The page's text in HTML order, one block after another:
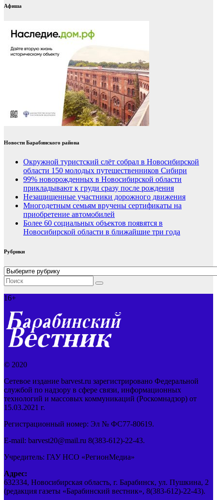
Афиша
Новости Барабинского района
Окружной туристский слёт собрал в Новосибирской
области 150 молодых путешественников Сибири
99% новорожденных в Новосибирской области
прикладывают к груди сразу после рождения
Незащищенные участники дорожного движения
Многодетным семьям вручены сертификаты на
приобретение автомобилей
Более 60 социальных объектов появятся в
Новосибирской области в ближайшие три года
Рубрики
Рубрики
16+
© 2020
Сетевое издание barvest.ru зарегистрировано Федеральной
службой по надзору в сфере связи, информационных
технологий и массовых коммуникаций (Роскомнадзор) от
15.03.2021 г.
Регистрационный номер: Эл № ФС77-80619.
E-mail: barvest20@mail.ru 8(383-612)-22-43.
Учредитель: ГАУ НСО «РегионМедиа»
Адрес:
632334, Новосибирская область, г. Барабинск, ул. Пушкина, 2
(редакция газеты «Барабинский вестник», 8(383-612)-22-43).